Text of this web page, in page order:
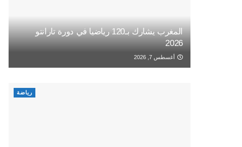
المغرب يشارك بـ120 رياضيا في دورة تارانتو
2026
أغسطس 7, 2026
رياضة